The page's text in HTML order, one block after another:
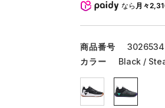
なら 月々
商品番号
3026534
カラー
Black /